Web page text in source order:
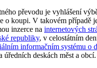
převodu je vyhlášení
o koupi. V takovém případě
inzerce na internetových
republiky, v celostátním
informačním systému o
úředních deskách měst a obcí.